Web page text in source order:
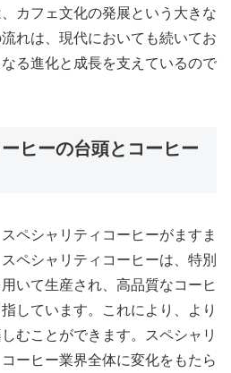
カフェ文化の発展という大きな
れは、現代においても続いてお
る進化と成長を支えているので
ヒーの台頭とコーヒー
ペシャリティコーヒーがますま
ペシャリティコーヒーは、特別
いて生産され、高品質なコーヒ
しています。これにより、より
むことができます。スペシャリ
ーヒー業界全体に変化をもたら